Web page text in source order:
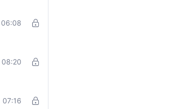
06:08
08:20
07:16